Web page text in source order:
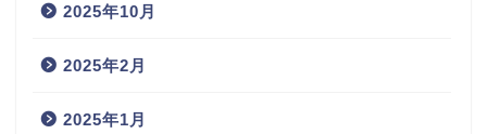
2025年10月
2025年2月
2025年1月